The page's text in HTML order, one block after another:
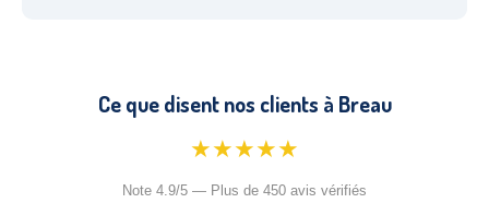
Ce que disent nos clients à Breau
★★★★★
Note 4.9/5 — Plus de 450 avis vérifiés